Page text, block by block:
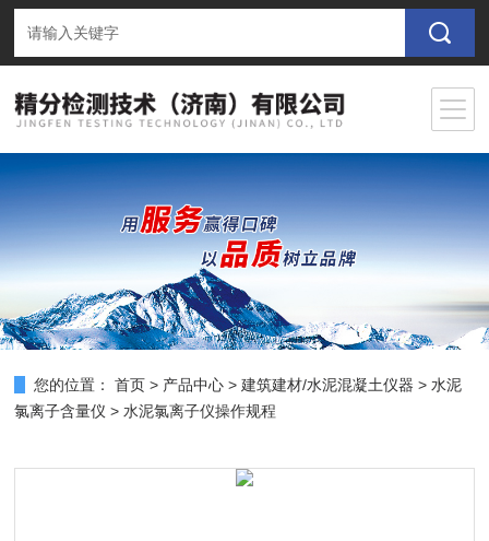
您的位置： 首页 > 产品中心 >建筑建材/水泥混凝土仪器 >水泥
氯离子含量仪 > 水泥氯离子仪操作规程